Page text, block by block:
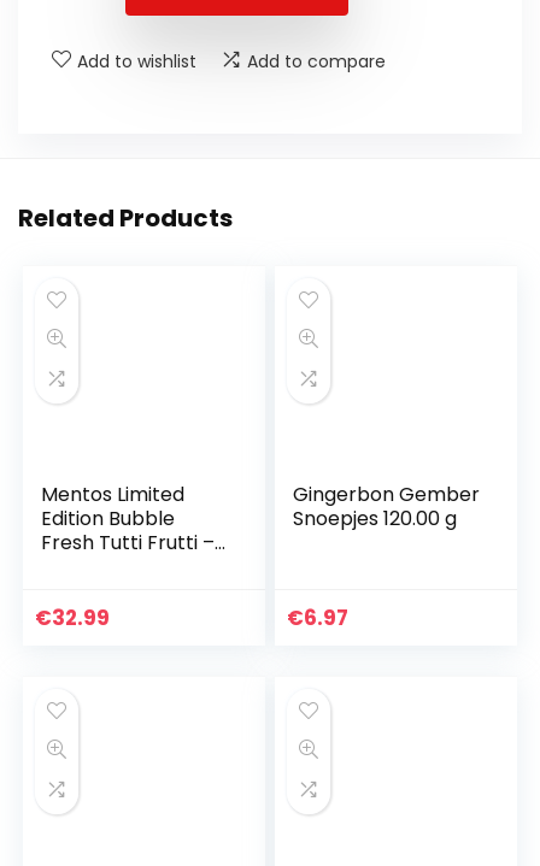
Add to wishlist Add to compare
Related Products
Mentos Limited
Edition Bubble
Fresh Tutti Frutti –
€32.99
Gingerbon Gember
Snoepjes 120.00 g
€6.97